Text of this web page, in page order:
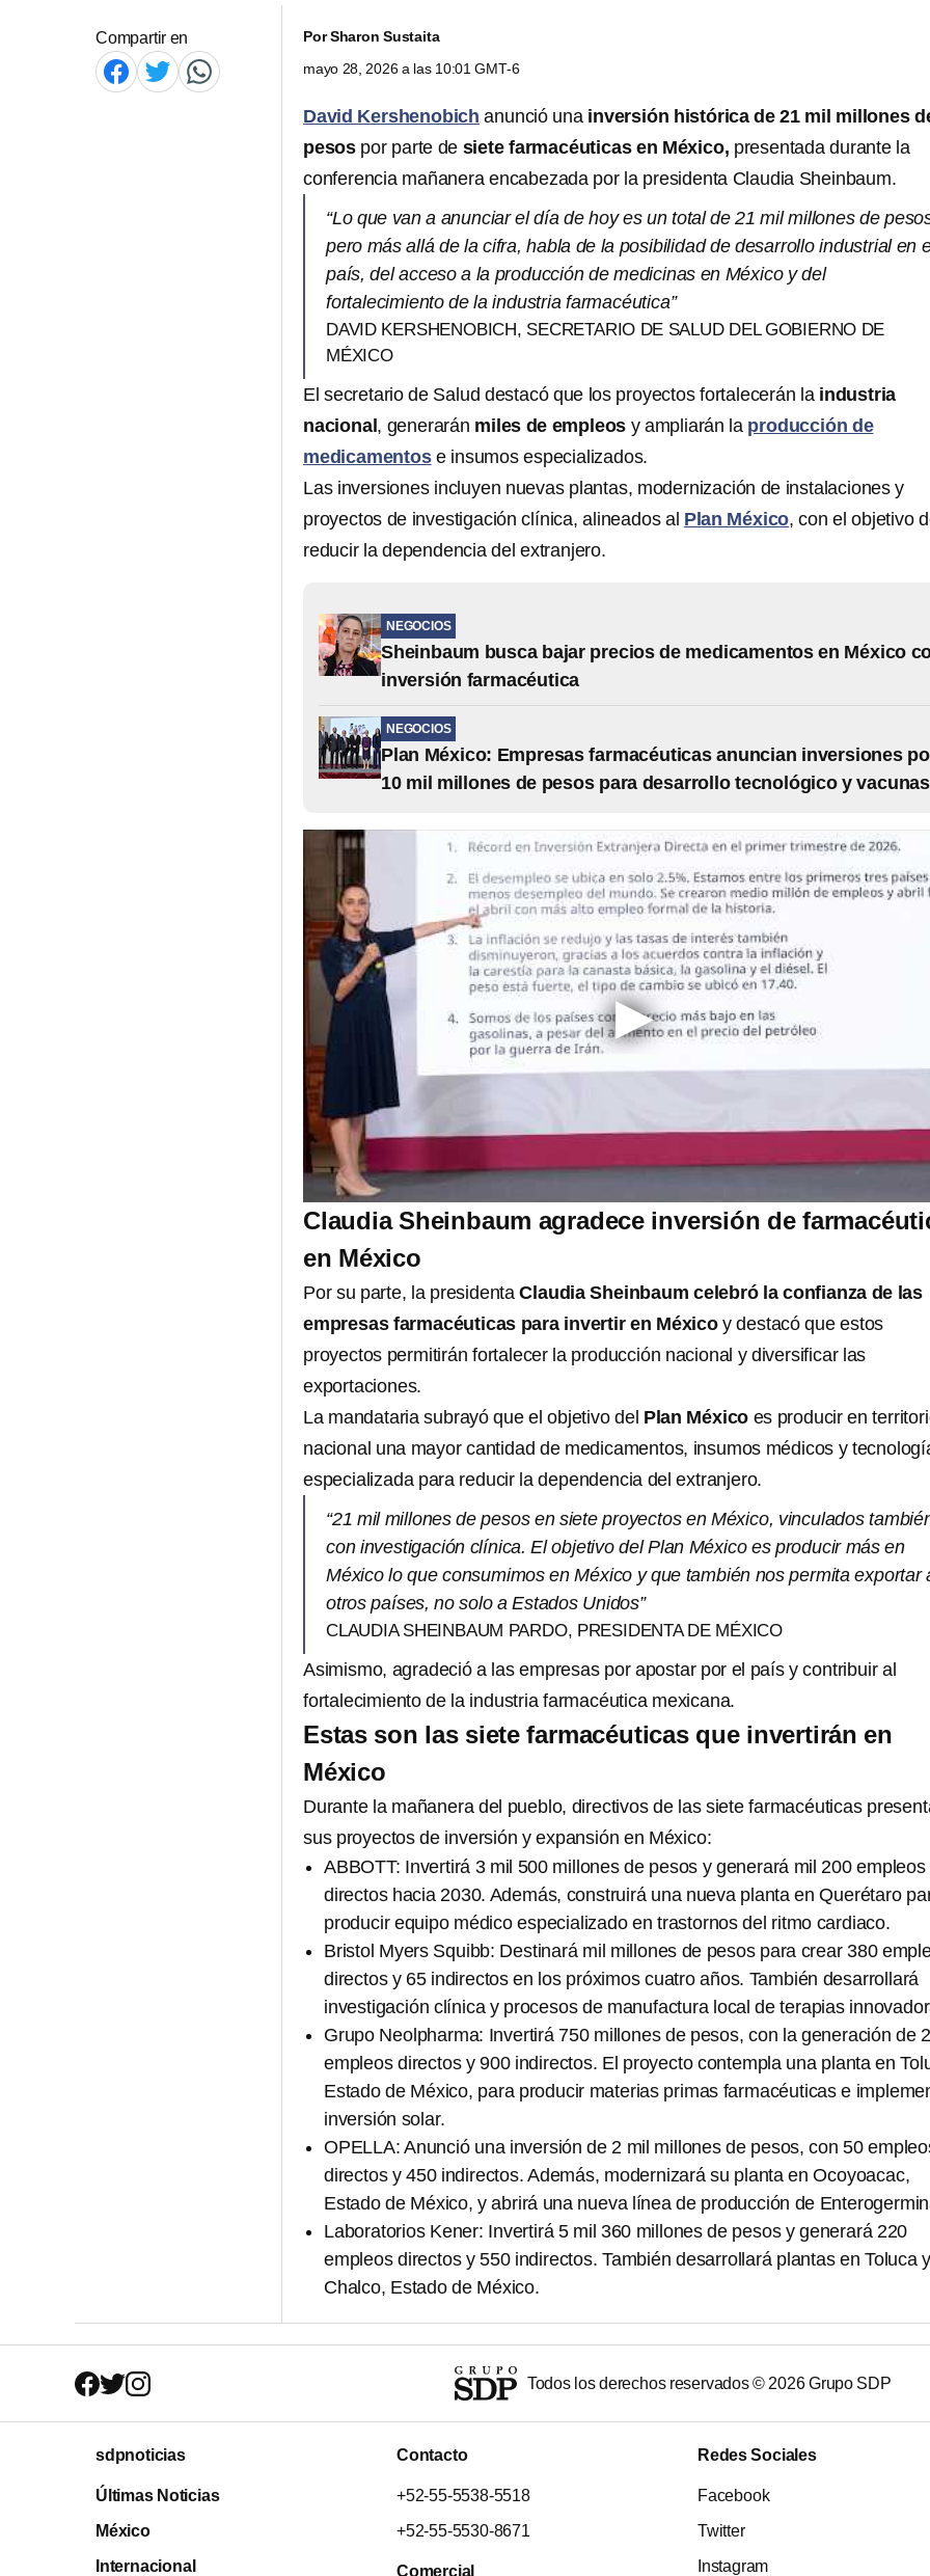
Compartir en PorSharon Sustaita
mayo 28, 2026 a las 10:01 GMT-6
David Kershenobich anunció una inversión histórica de 21 mil millones
pesos por parte de siete farmacéuticas en México, presentada durante la
conferencia mañanera encabezada por la presidenta Claudia Sheinbaum.
“Lo que van a anunciar el día de hoy es un total de 21 mil millones de
pero más allá de la cifra, habla de la posibilidad de desarrollo industrial en
país, del acceso a la producción de medicinas en México y del
fortalecimiento de la industria farmacéutica”
DAVID KERSHENOBICH, SECRETARIO DE SALUD DEL GOBIERNO DE
MÉXICO
El secretario de Salud destacó que los proyectos fortalecerán la industria
nacional , generarán miles de empleos y ampliarán la producción de
medicamentose insumos especializados.
Las inversiones incluyen nuevas plantas, modernización de instalaciones y
proyectos de investigación clínica, alineados al Plan México, con el objetivo
reducir la dependencia del extranjero.
NEGOCIOS
Sheinbaum busca bajar precios de medicamentos en México
inversión farmacéutica
NEGOCIOS
Plan México: Empresas farmacéuticas anuncian inversiones
10 mil millones de pesos para desarrollo tecnológico y vacunas
Claudia Sheinbaum agradece inversión de
en México
Por su parte, la presidentaClaudia Sheinbaum celebró la confianza de las
empresas farmacéuticas para invertir en Méxicoy destacó que estos
proyectos permitirán fortalecer la producción nacional y diversificar las
exportaciones.
La mandataria subrayó que el objetivo del Plan México es producir en
nacional una mayor cantidad de medicamentos, insumos médicos y
especializada para reducir la dependencia del extranjero.
“21 mil millones de pesos en siete proyectos en México, vinculados
con investigación clínica. El objetivo del Plan México es producir más en
México lo que consumimos en México y que también nos permita exportar
otros países, no solo a Estados Unidos”
CLAUDIA SHEINBAUM PARDO, PRESIDENTA DE MÉXICO
Asimismo, agradeció a las empresas por apostar por el país y contribuir al
fortalecimiento de la industria farmacéutica mexicana.
Estas son las siete farmacéuticas que invertirán en
México
Durante la mañanera del pueblo, directivos de las siete farmacéuticas
sus proyectos de inversión y expansión en México:
ABBOTT: Invertirá 3 mil 500 millones de pesos y generará mil 200 empleos
directos hacia 2030. Además, construirá una nueva planta en Querétaro
producir equipo médico especializado en trastornos del ritmo cardiaco.
Bristol Myers Squibb: Destinará mil millones de pesos para crear 380
directos y 65 indirectos en los próximos cuatro años. También desarrollará
investigación clínica y procesos de manufactura local de terapias
Grupo Neolpharma: Invertirá 750 millones de pesos, con la generación de
empleos directos y 900 indirectos. El proyecto contempla una planta en
Estado de México, para producir materias primas farmacéuticas e
inversión solar.
OPELLA: Anunció una inversión de 2 mil millones de pesos, con 50
directos y 450 indirectos. Además, modernizará su planta en Ocoyoacac,
Estado de México, y abrirá una nueva línea de producción de
Laboratorios Kener: Invertirá 5 mil 360 millones de pesos y generará 220
empleos directos y 550 indirectos. También desarrollará plantas en Toluca y
Chalco, Estado de México.
Todos los derechos reservados © 2026Grupo SDP
sdpnoticias
Últimas Noticias
México
Internacional
Contacto
+52-55-5538-5518
+52-55-5530-8671
Comercial
Redes Sociales
Facebook
Twitter
Instagram